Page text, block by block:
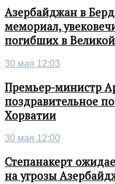
Азербайджан в
мемориал,
погибших в
30 мая 12:03
Премьер-министр
поздравительное
Хорватии
30 мая 12:00
Степанакерт
на угрозы